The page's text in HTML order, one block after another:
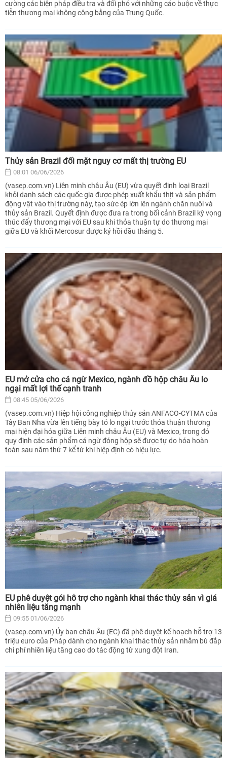
cường các biện pháp điều tra và đối phó với những cáo buộc về thực
tiễn thương mại không công bằng của Trung Quốc.
Thủy sản Brazil đối mặt nguy cơ mất thị trường EU
08:01 06/06/2026
(vasep.com.vn) Liên minh châu Âu (EU) vừa quyết định loại Brazil
khỏi danh sách các quốc gia được phép xuất khẩu thịt và sản phẩm
động vật vào thị trường này, tạo sức ép lớn lên ngành chăn nuôi và
thủy sản Brazil. Quyết định được đưa ra trong bối cảnh Brazil kỳ vọng
thúc đẩy thương mại với EU sau khi thỏa thuận tự do thương mại
giữa EU và khối Mercosur được ký hồi đầu tháng 5.
EU mở cửa cho cá ngừ Mexico, ngành đồ hộp châu Âu lo
ngại mất lợi thế cạnh tranh
08:45 05/06/2026
(vasep.com.vn) Hiệp hội công nghiệp thủy sản ANFACO-CYTMA của
Tây Ban Nha vừa lên tiếng bày tỏ lo ngại trước thỏa thuận thương
mại hiện đại hóa giữa Liên minh châu Âu (EU) và Mexico, trong đó
quy định các sản phẩm cá ngừ đóng hộp sẽ được tự do hóa hoàn
toàn sau năm thứ 7 kể từ khi hiệp định có hiệu lực.
EU phê duyệt gói hỗ trợ cho ngành khai thác thủy sản vì giá
nhiên liệu tăng mạnh
09:55 01/06/2026
(vasep.com.vn) Ủy ban châu Âu (EC) đã phê duyệt kế hoạch hỗ trợ 13
triệu euro của Pháp dành cho ngành khai thác thủy sản nhằm bù đắp
chi phí nhiên liệu tăng cao do tác động từ xung đột Iran.